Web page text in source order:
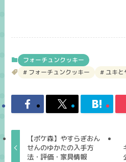
フォーチュンクッキー
フォーチュンクッキー
ユキと
【ポケ森】やすらぎおん
せんのゆかたの入手方
法・評価・家具情報